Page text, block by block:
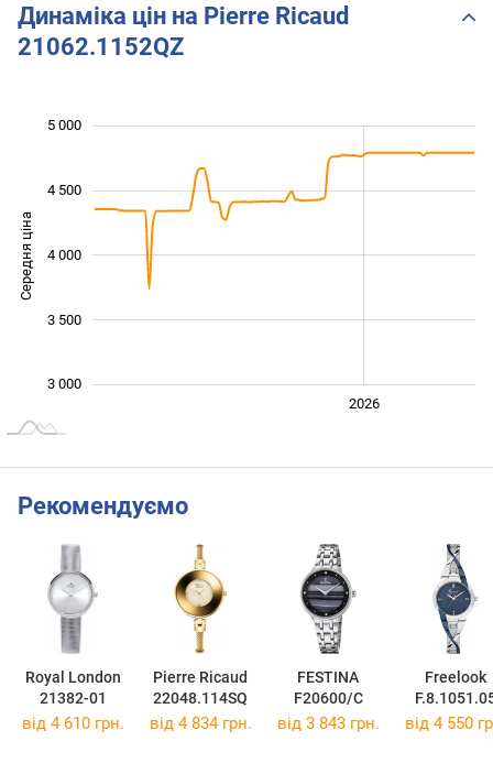
Динаміка цін на Pierre Ricaud
21062.1152QZ
Середня ціна 3 000
3 000
3 500
4 000
4 500
5 000
2026
Рекомендуємо
Royal London
21382-01
Pierre Ricaud
22048.114SQ
FESTINA
F20600/C
Freelook
від 4 610 грн. від 4 834 грн. від 3 843 грн. від 4 550